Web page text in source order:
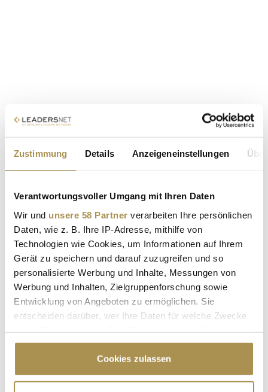
Zustimmung Details Anzeigeneinstellungen
Verantwortungsvoller Umgang mit Ihren Daten
Wir und unsere 58 Partner verarbeiten Ihre persönlichen
Daten, wie z. B. Ihre IP-Adresse, mithilfe von
Technologien wie Cookies, um Informationen auf Ihrem
Gerät zu speichern und darauf zuzugreifen und so
personalisierte Werbung und Inhalte, Messungen von
Werbung und Inhalten, Zielgruppenforschung sowie
Entwicklung von Angeboten zu ermöglichen. Sie
entscheiden darüber, wer Ihre Daten für welche Zwecke
Cookie-Erklärung oder durch Klicken auf das Privacy
Trigger Symbol ändern oder widerrufen
Cookies zulassen